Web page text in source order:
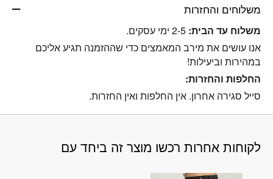
משלוחים והחזרות
משלוח עד הבית:
אנו עושים את מירב המאמצים כדי שההזמנה תגיע אליכם
במהירות וביעילות!
החלפות והחזרות:
סייל סגירה אחרון. אין החלפות ואין החזרות.
לקוחות אחרות רכשו מוצר זה ביחד עם